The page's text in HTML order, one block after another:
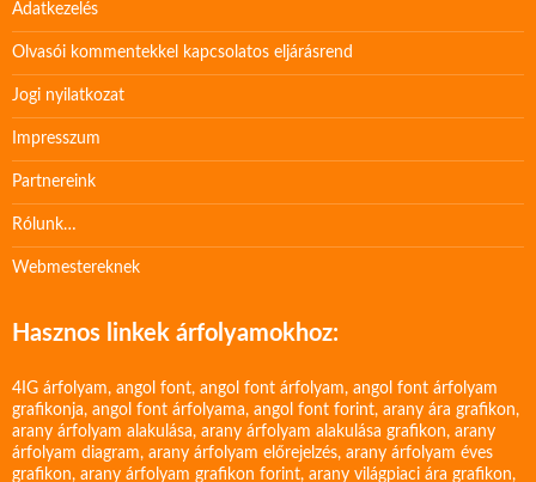
Adatkezelés
Olvasói kommentekkel kapcsolatos eljárásrend
Jogi nyilatkozat
Impresszum
Partnereink
Rólunk…
Webmestereknek
Hasznos linkek árfolyamokhoz:
4IG árfolyam, angol font, angol font árfolyam, angol font árfolyam
grafikonja, angol font árfolyama, angol font forint, arany ára grafikon,
arany árfolyam alakulása, arany árfolyam alakulása grafikon, arany
árfolyam diagram, arany árfolyam előrejelzés, arany árfolyam éves
grafikon, arany árfolyam grafikon forint, arany világpiaci ára grafikon,